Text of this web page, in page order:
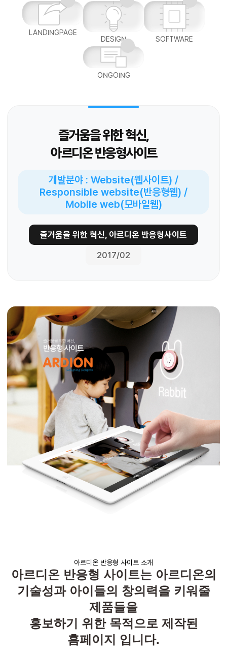
LANDINGPAGE
DESIGN
SOFTWARE
ONGOING
즐거움을 위한 혁신,
아르디온 반응형사이트
개발분야 : Website(웹사이트) /
Responsible website(반응형웹) /
Mobile web(모바일웹)
즐거움을 위한 혁신, 아르디온 반응형사이트
2017/02
아르디온 반응형 사이트 소개
아르디온 반응형 사이트는 아르디온의
기술성과 아이들의 창의력을 키워줄
제품들을
홍보하기 위한 목적으로 제작된
홈페이지 입니다.